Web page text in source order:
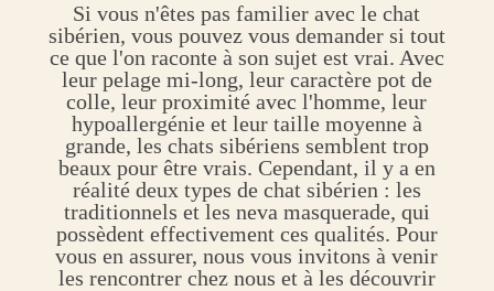
Si vous n'êtes pas familier avec le chat
sibérien, vous pouvez vous demander si tout
ce que l'on raconte à son sujet est vrai. Avec
leur pelage mi-long, leur caractère pot de
colle, leur proximité avec l'homme, leur
hypoallergénie et leur taille moyenne à
grande, les chats sibériens semblent trop
beaux pour être vrais. Cependant, il y a en
réalité deux types de chat sibérien : les
traditionnels et les neva masquerade, qui
possèdent effectivement ces qualités. Pour
vous en assurer, nous vous invitons à venir
les rencontrer chez nous et à les découvrir